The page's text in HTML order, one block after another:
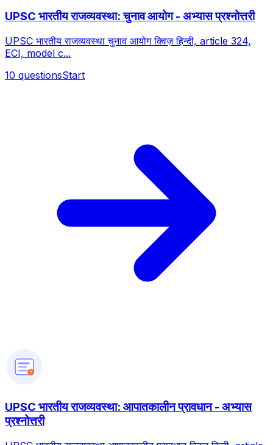
UPSC भारतीय राजव्यवस्था: चुनाव आयोग - अभ्यास प्रश्नोत्तरी
UPSC भारतीय राजव्यवस्था चुनाव आयोग क्विज़ हिन्दी, article 324,
ECI, model c...
10 questionsStart
?
UPSC भारतीय राजव्यवस्था: आपातकालीन प्रावधान - अभ्यास
प्रश्नोत्तरी